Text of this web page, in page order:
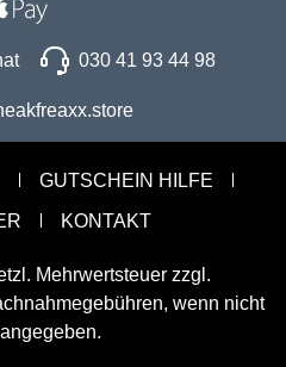
030 41 93 44 98
GUTSCHEIN HILFE
KONTAKT
Mehrwertsteuer zzgl.
wenn nicht